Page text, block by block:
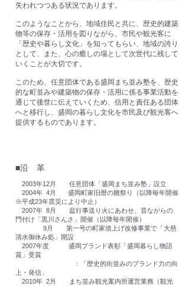
失われつつある状況であります。
このようなことから、地域住民と共に、歴史的建築
物等の保存・活用を図りながら、 市民や観光客に
「歴史や暮らし文化」を知ってもらい、 地域の誇り
として、また、心の癒しの場として次世代に残して
いくことが大切です。
このため、任意団体である盛岡まち並み塾を、 歴史
的な町並みや建築物の保存・活用に係る事業活動を
通じて後世に伝えていくため、 信用と責任ある団体
へと移行し、盛岡の暮らし文化を市民及び観光客へ
提供するものであります。
■沿 革
2003年12月 任意団体「盛岡まち並み塾」設立
2004年 4月 盛岡町家旧暦の雛祭り（以降毎年開催
※平成23年震災により中止）
2007年 8月 盆行事送り火にあわせ、昔ながらの
門付け「黒川さんさ」開催（以降毎年開催）
9月 第一号の町家借上げ改修事業で「大慈
清水御休み処」開設
2007年度 盛岡ブランド表彰「盛岡暮らし物語
賞」受賞
：「歴史的街並みのブランド力の向
上・発信」
2010年 2月 まち並み観光案内所運営業務（観光